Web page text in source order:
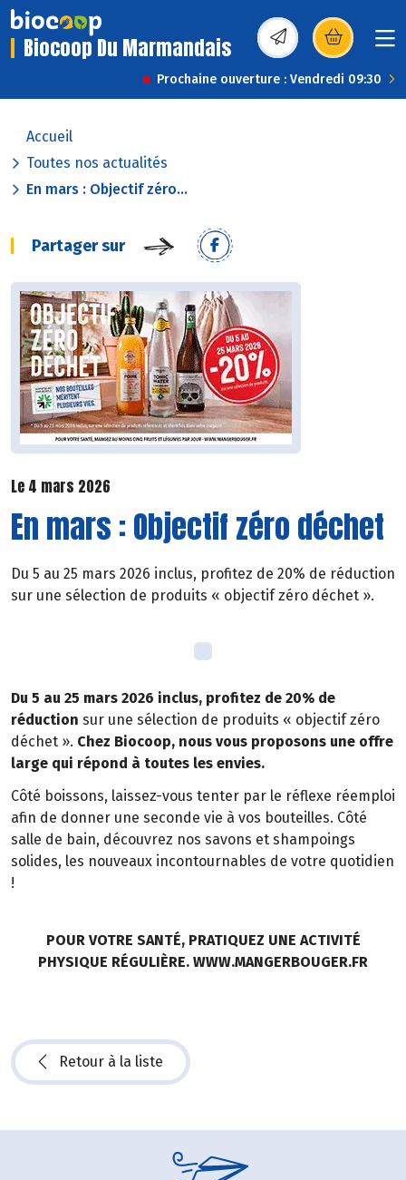
Biocoop Du Marmandais (s’ouvre dans une
Prochaine ouverture : Vendredi 09:30
Accueil
Toutes nos actualités
En mars : Objectif zéro...
Partager sur
Le 4 mars 2026
En mars : Objectif zéro déchet
Du 5 au 25 mars 2026 inclus, profitez de 20% de réduction
sur une sélection de produits « objectif zéro déchet ».
Du 5 au 25 mars 2026 inclus, profitez de 20% de
réduction sur une sélection de produits « objectif zéro
déchet ». Chez Biocoop, nous vous proposons une offre
large qui répond à toutes les envies.
Côté boissons, laissez-vous tenter par le réflexe réemploi
afin de donner une seconde vie à vos bouteilles. Côté
salle de bain, découvrez nos savons et shampoings
solides, les nouveaux incontournables de votre quotidien
!
POUR VOTRE SANTÉ, PRATIQUEZ UNE ACTIVITÉ
PHYSIQUE RÉGULIÈRE. WWW.MANGERBOUGER.FR
Retour à la liste